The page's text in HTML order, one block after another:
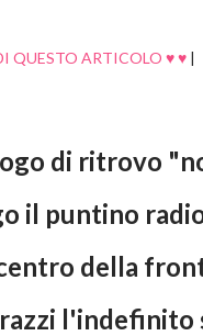
QUESTO ARTICOLO ♥ ♥ |
di ritrovo
il puntino
della
l'indefinito